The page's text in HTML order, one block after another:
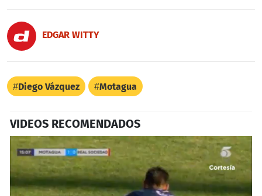
EDGAR WITTY
Diego Vázquez Motagua
VIDEOS RECOMENDADOS